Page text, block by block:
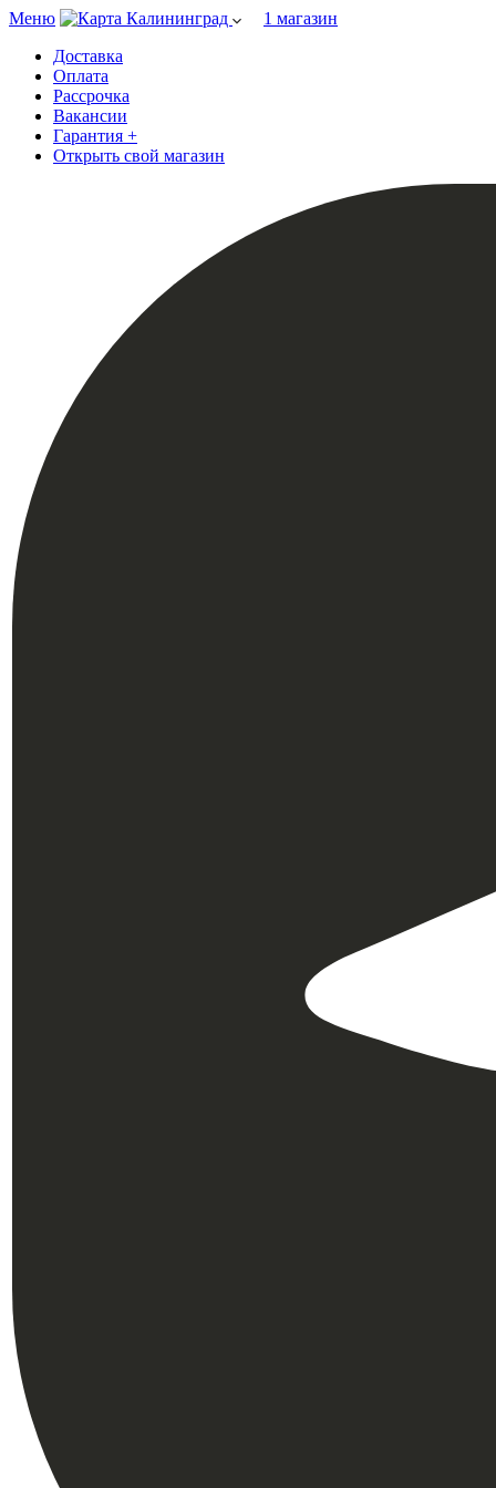
Меню Калининград
1 магазин
Доставка
Оплата
Рассрочка
Вакансии
Гарантия +
Открыть свой магазин